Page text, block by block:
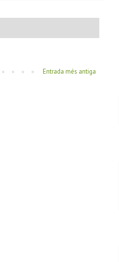
Entrada més antiga